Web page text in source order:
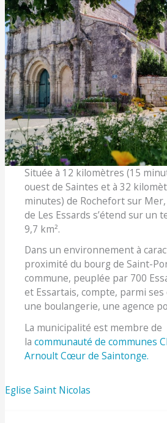
Située à 12 kilomètres (15
ouest de Saintes et à 32
minutes) de Rochefort sur
de Les Essards s’étend sur un
9,7 km².
Dans un environnement à
proximité du bourg de Saint-
commune, peuplée par 700
et Essartais, compte, parmi ses
une boulangerie, une agence
La municipalité est membre de
lacommunauté de communes
Arnoult Cœur de Saintonge.
Eglise Saint Nicolas